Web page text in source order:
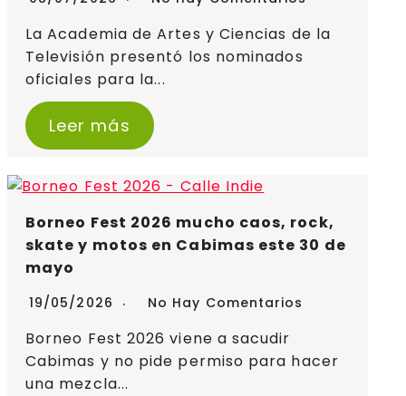
La Academia de Artes y Ciencias de la
Televisión presentó los nominados
oficiales para la...
Leer más
Borneo Fest 2026 mucho caos, rock,
skate y motos en Cabimas este 30 de
mayo
19/05/2026 No Hay Comentarios
Borneo Fest 2026 viene a sacudir
Cabimas y no pide permiso para hacer
una mezcla...